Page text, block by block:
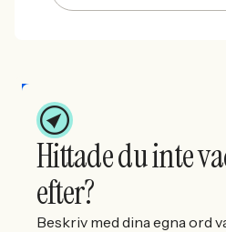
Hittade du inte
efter?
Beskriv med dina egna ord